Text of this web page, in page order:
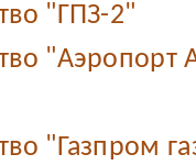
"ГПЗ-2"
"Аэропорт
"Газпром